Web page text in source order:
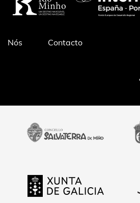
Pé
Nós Contacto